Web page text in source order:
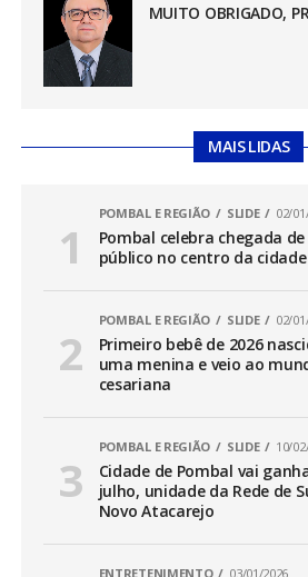
MUITO OBRIGADO,
MAIS LIDAS
POMBAL E REGIÃO SLIDE 02/
Pombal celebra chegada
público no centro da cidade
POMBAL E REGIÃO SLIDE 02/
Primeiro bebê de 2026
uma menina e veio ao
cesariana
POMBAL E REGIÃO SLIDE 10/
Cidade de Pombal vai
julho, unidade da Rede de
Novo Atacarejo
ENTRETENIMENTO 03/01/2026